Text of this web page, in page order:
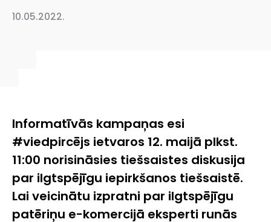
10.05.2022.
Informatīvās kampaņas esi
#viedpircējs ietvaros 12. maijā plkst.
11:00 norisināsies tiešsaistes diskusija
par ilgtspējīgu iepirkšanos tiešsaistē.
Lai veicinātu izpratni par ilgtspējīgu
patēriņu e-komercijā eksperti runās